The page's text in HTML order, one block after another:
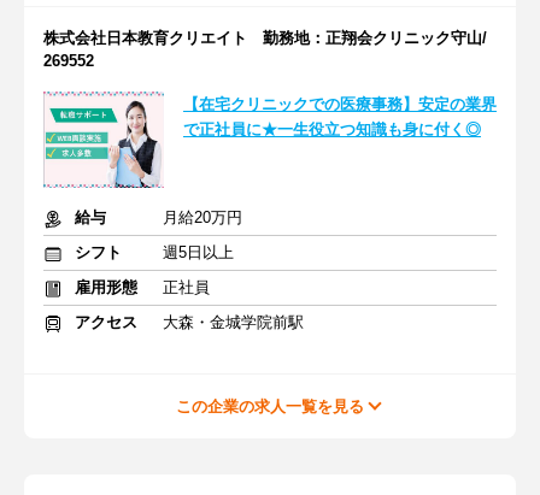
株式会社日本教育クリエイト 勤務地：正翔会クリニック守山/
269552
【在宅クリニックでの医療事務】安定の業界
で正社員に★一生役立つ知識も身に付く◎
給与
月給20万円
シフト
週5日以上
雇用形態
正社員
アクセス
大森・金城学院前駅
この企業の求人一覧を見る